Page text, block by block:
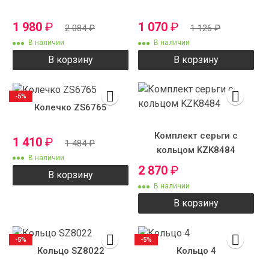
1 980 ₽ 2 084₽
В наличии
В корзину
1 070 ₽ 1 126₽
В наличии
В корзину
Колечко ZS6765
1 410 ₽ 1 484₽
В наличии
В корзину
-5%
Комплект серьги с
кольцом KZK8484
2 870 ₽
В наличии
В корзину
Кольцо SZ8022
-5%
Кольцо 4
-5%